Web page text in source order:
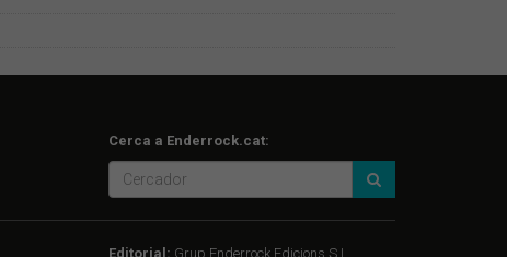
Cerca a Enderrock.cat:
Editorial: Grup Enderrock Edicions S.L.